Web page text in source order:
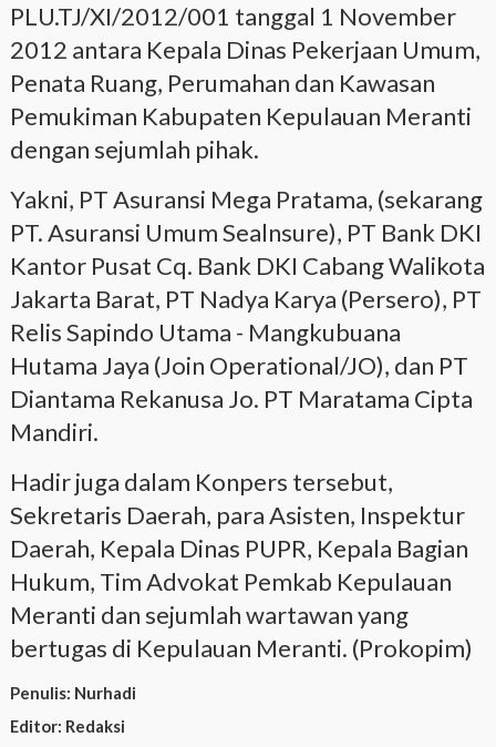
PLU.TJ/XI/2012/001 tanggal 1 November
2012 antara Kepala Dinas Pekerjaan Umum,
Penata Ruang, Perumahan dan Kawasan
Pemukiman Kabupaten Kepulauan Meranti
dengan sejumlah pihak.
Yakni, PT Asuransi Mega Pratama, (sekarang
PT. Asuransi Umum Sealnsure), PT Bank DKI
Kantor Pusat Cq. Bank DKI Cabang Walikota
Jakarta Barat, PT Nadya Karya (Persero), PT
Relis Sapindo Utama - Mangkubuana
Hutama Jaya (Join Operational/JO), dan PT
Diantama Rekanusa Jo. PT Maratama Cipta
Mandiri.
Hadir juga dalam Konpers tersebut,
Sekretaris Daerah, para Asisten, Inspektur
Daerah, Kepala Dinas PUPR, Kepala Bagian
Hukum, Tim Advokat Pemkab Kepulauan
Meranti dan sejumlah wartawan yang
bertugas di Kepulauan Meranti. (Prokopim)
Penulis: Nurhadi
Editor: Redaksi